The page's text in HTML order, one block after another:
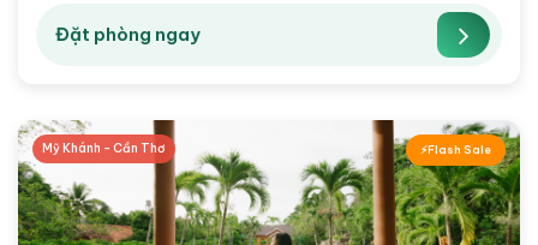
Đặt phòng ngay
Flash Sale
Mỹ Khánh - Cần Thơ